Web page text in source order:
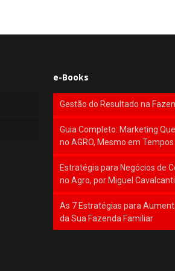
e-Books
Gestão do Resultado na
Guia Completo: Marketing
no AGRO, Mesmo em Tempos
Estratégia para Negócios de
no Agro, por Miguel Cavalcanti
As 7 Estratégias para
da Sua Fazenda Familiar